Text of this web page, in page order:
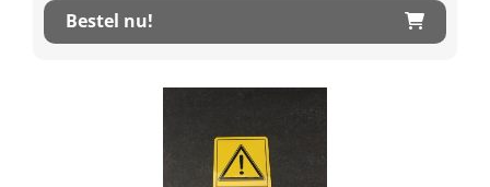
Bestel nu!